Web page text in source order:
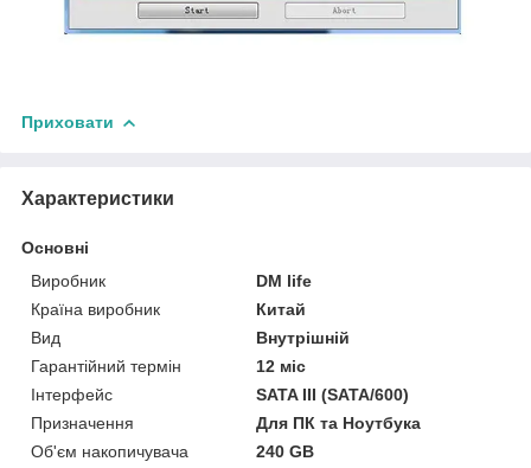
Приховати
Характеристики
Основні
Виробник
DM life
Країна виробник
Китай
Вид
Внутрішній
Гарантійний термін
12 міс
Інтерфейс
SATA III (SATA/600)
Призначення
Для ПК та Ноутбука
Об'єм накопичувача
240 GB